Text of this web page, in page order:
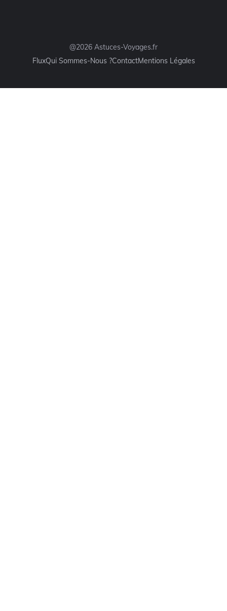
@2026 Astuces-Voyages.fr
FluxQui Sommes-Nous ?ContactMentions Légales